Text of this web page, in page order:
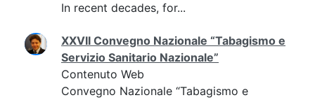
In recent decades, for...
XXVII Convegno Nazionale “Tabagismo e
Servizio Sanitario Nazionale”
Contenuto Web
Convegno Nazionale “Tabagismo e